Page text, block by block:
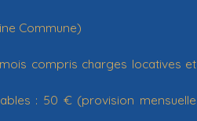
Commune)
compris charges locatives et
: 50 € (provision mensuelle